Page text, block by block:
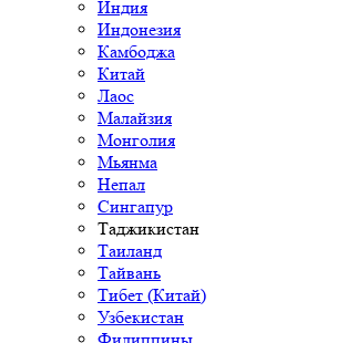
Индия
Индонезия
Камбоджа
Китай
Лаос
Малайзия
Монголия
Мьянма
Непал
Сингапур
Таджикистан
Таиланд
Тайвань
Тибет (Китай)
Узбекистан